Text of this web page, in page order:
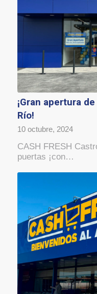
¡Gran apertura
Río!
10 octubre, 2024
CASH FRESH
puertas ¡con…